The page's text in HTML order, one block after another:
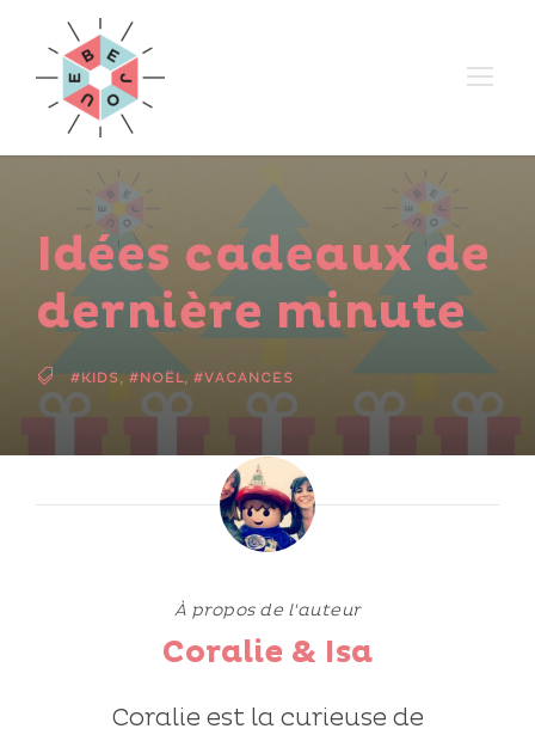
Idées cadeaux de
dernière minute
#KIDS, #NOËL, #VACANCES
À propos de l'auteur
Coralie & Isa
Coralie est la curieuse de